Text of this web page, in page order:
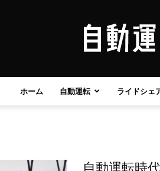
ホーム 自動運転 ライドシェ
自動運転時